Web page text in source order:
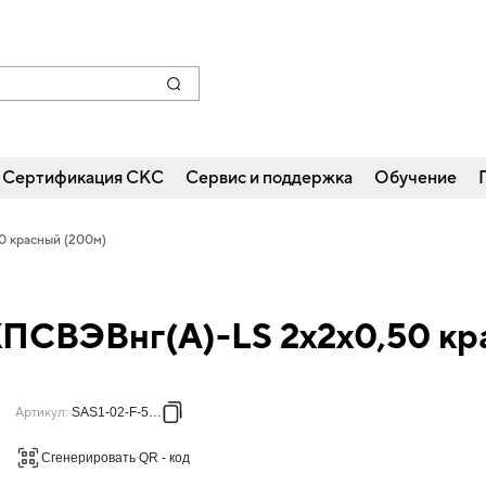
Сертификация СКС Сервис и поддержка Обучение
красный (200м)
LS 2х2х0,50
Артикул: SAS1-02-F-5104
Сгенерировать QR - код